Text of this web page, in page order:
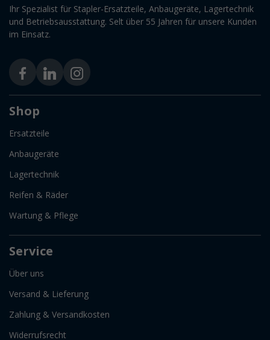
Ihr Spezialist für Stapler-Ersatzteile, Anbaugeräte, Lagertechnik
und Betriebsausstattung. Selt über 55 Jahren für unsere Kunden
im Einsatz.
Shop
Ersatzteile
Anbaugeräte
Lagertechnik
Reifen & Räder
Wartung & Pflege
Service
Über uns
Versand & Lieferung
Zahlung & Versandkosten
Widerrufsrecht